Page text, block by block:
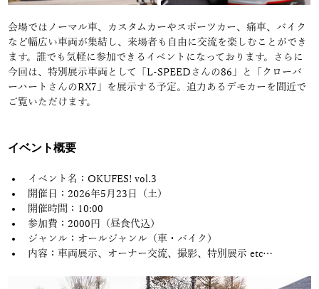
会場ではノーマル車、カスタムカーやスポーツカー、痛車、バイク
など幅広い車両が集結し、来場者も自由に交流を楽しむことができ
ます。誰でも気軽に参加できるイベントになっております。さらに
今回は、特別展示車両として「L-SPEEDさんの86」と「クローバ
ーハートさんのRX7」を展示する予定。迫力あるデモカーを間近で
ご覧いただけます。
イベント概要
イベント名：OKUFES! vol.3
開催日：2026年5月23日（土）
開催時間：10:00
参加費：2000円（昼食代込）
ジャンル：オールジャンル（車・バイク）
内容：車両展示、オーナー交流、撮影、特別展示 etc…